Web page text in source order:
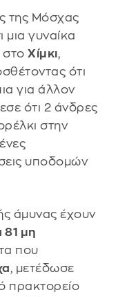
της Μόσχας
μια γυναίκα
στο Χίμκι,
ότι
για άλλον
ότι 2 άνδρες
στην
υποδομών
άμυνας έχουν
81 μη
που
, μετέδωσε
πρακτορείο